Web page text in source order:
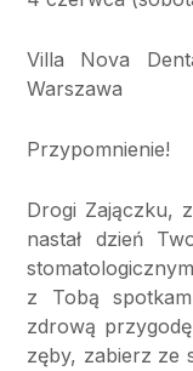
Villa Nova
Warszawa
Przypomnienie!
Drogi Zajączku,
nastał dzień
z Tobą
zdrową
zęby, zabierz ze